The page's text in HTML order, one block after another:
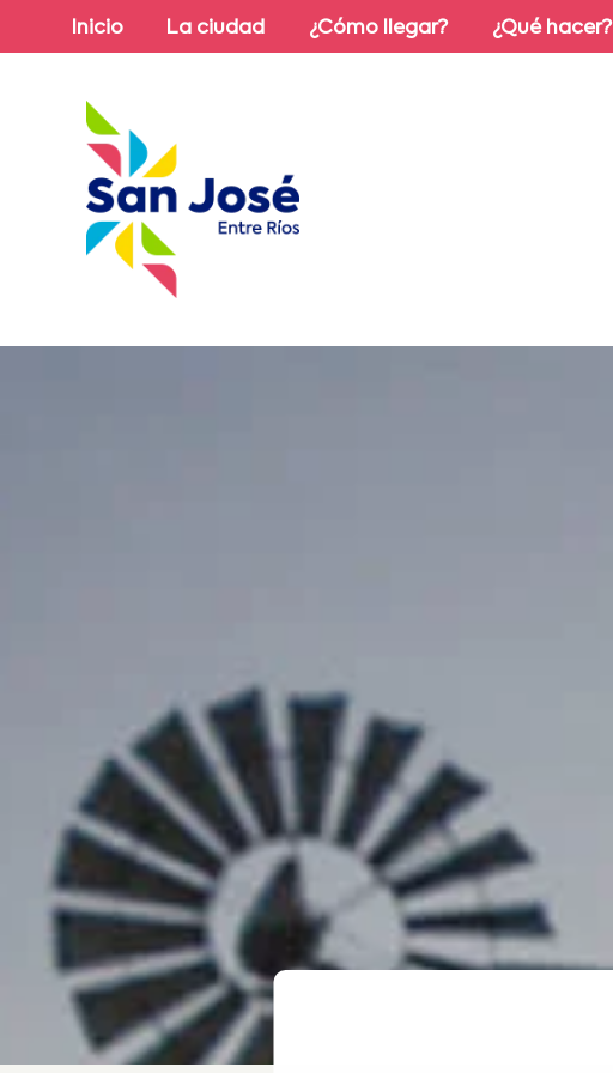
Inicio La ciudad ¿Cómo llegar? ¿Qué hacer?